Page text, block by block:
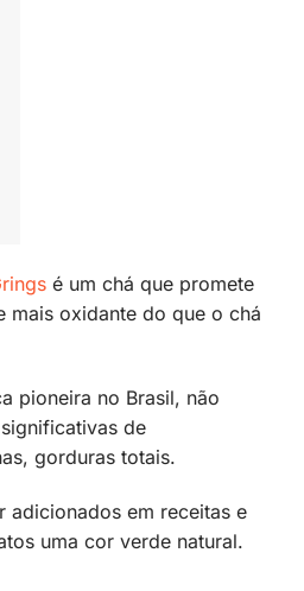
é um chá que promete
mais oxidante do que o chá
pioneira no Brasil, não
de
​gorduras totais.
adicionados em receitas e
uma cor verde natural.